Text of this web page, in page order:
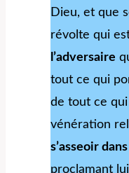
Dieu, et que
révolte qui
l’adversaire
tout ce qui
de tout ce qui
vénération
s’asseoir
proclamant